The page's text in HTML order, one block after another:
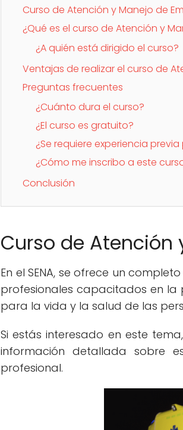
Curso de Atención y Manejo de
¿Qué es el curso de Atención y
¿A quién está dirigido el curso?
Ventajas de realizar el curso de
Preguntas frecuentes
¿Cuánto dura el curso?
¿El curso es gratuito?
¿Se requiere experiencia
¿Cómo me inscribo a este
Conclusión
Curso de Atención
En el SENA, se ofrece un completo
profesionales capacitados en la
para la vida y la salud de las
Si estás interesado en este
información detallada sobre
profesional.